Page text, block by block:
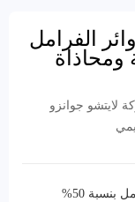
الفرامل
لايتشو جوانزو
التجارية المحدودة
اكتشف تقنيات فعالة لفقدان عمر دوائر الفرامل بنسبة 50%